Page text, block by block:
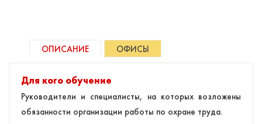
ОПИСАНИЕ ОФИСЫ
Для кого обучение
Руководители и специалисты, на которых возложены
обязанности организации работы по охране труда.